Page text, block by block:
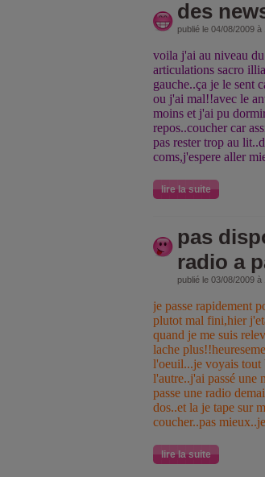
des
publié le 04/08/2009 à
voila j'ai au niveau
articulations sacro
gauche..ça je le sent
ou j'ai mal!!avec le
moins et j'ai pu
repos..coucher car
pas rester trop au
coms,j'espere aller
lire la suite
pas
radio a
publié le 03/08/2009 à
je passe rapidement
plutot mal fini,hier
quand je me suis
lache
l'oeuil...je voyais tout
l'autre..j'ai passé
passe une radio
dos..et la je tape sur
coucher..pas
lire la suite